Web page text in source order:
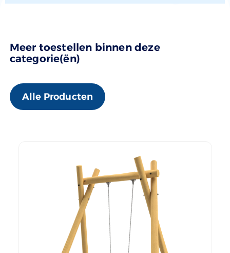
Meer toestellen binnen deze
categorie(ën)
Alle Producten